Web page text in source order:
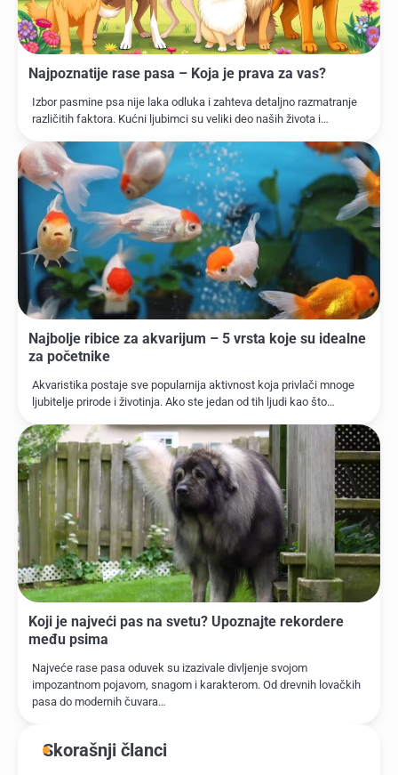
Najpoznatije rase pasa – Koja je prava za vas?
Izbor pasmine psa nije laka odluka i zahteva detaljno razmatranje
različitih faktora. Kućni ljubimci su veliki deo naših života i…
Najbolje ribice za akvarijum – 5 vrsta koje su idealne
za početnike
Akvaristika postaje sve popularnija aktivnost koja privlači mnoge
ljubitelje prirode i životinja. Ako ste jedan od tih ljudi kao što…
Koji je najveći pas na svetu? Upoznajte rekordere
među psima
Najveće rase pasa oduvek su izazivale divljenje svojom
impozantnom pojavom, snagom i karakterom. Od drevnih lovačkih
pasa do modernih čuvara…
Skorašnji članci